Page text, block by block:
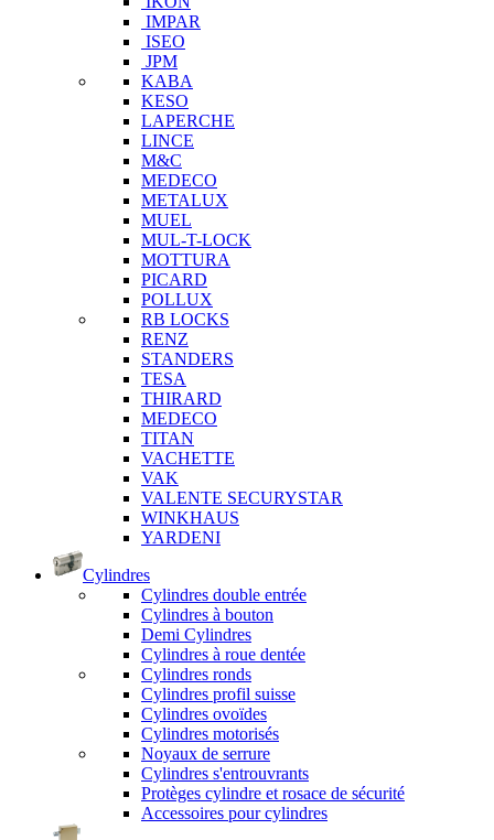
IMPAR
ISEO
JPM
KABA
KESO
LAPERCHE
LINCE
M&C
MEDECO
METALUX
MUEL
MUL-T-LOCK
MOTTURA
PICARD
POLLUX
RB LOCKS
RENZ
STANDERS
TESA
THIRARD
MEDECO
TITAN
VACHETTE
VAK
VALENTE SECURYSTAR
WINKHAUS
YARDENI
Cylindres
Cylindres double entrée
Cylindres à bouton
Demi Cylindres
Cylindres à roue dentée
Cylindres ronds
Cylindres profil suisse
Cylindres ovoïdes
Cylindres motorisés
Noyaux de serrure
Cylindres s'entrouvrants
Protèges cylindre et rosace de sécurité
Accessoires pour cylindres